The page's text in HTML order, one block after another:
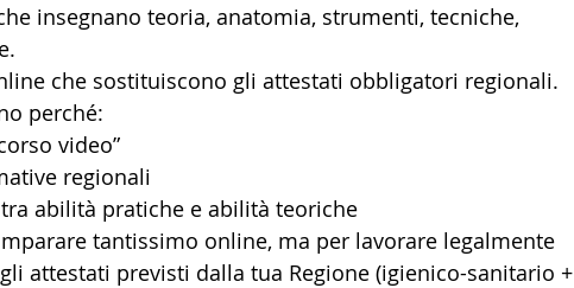
insegnano teoria, anatomia, strumenti, tecniche,
che sostituiscono gli attestati obbligatori regionali.
perché:
video”
regionali
abilità pratiche e abilità teoriche
tantissimo online, ma per lavorare legalmente
attestati previsti dalla tua Regione (igienico-sanitario +